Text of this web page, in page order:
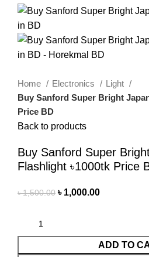
Home Electronics
Light
Buy Sanford Super Bright
Price BD
Back to products
Buy Sanford Super
Flashlight ৳1000tk Price
৳1,500.00 ৳ 1,000.00
ADD TO